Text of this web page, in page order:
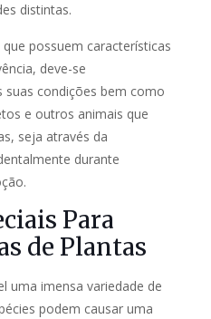
distintas.
possuem características
deve-se
condições bem como
e outros animais que
seja através da
durante
Para
de Plantas
uma imensa variedade de
podem causar uma